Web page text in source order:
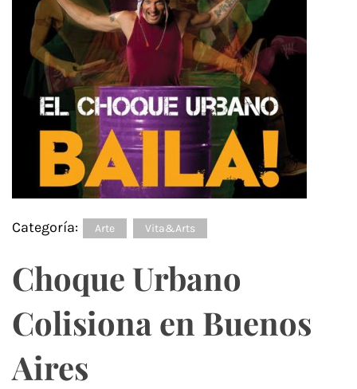
Categoría: Arte Vita&Arts
Choque Urbano
Colisiona en Buenos
Aires